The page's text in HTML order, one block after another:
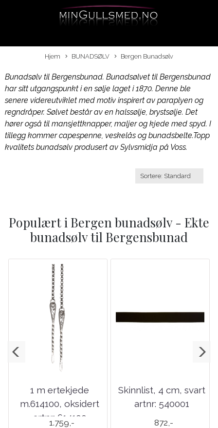
Hjem BUNADSØLV Bergen Bunadsølv
Bunadsølv til Bergensbunad. Bunadsølvet til Bergensbunad
har sitt utgangspunkt i en sølje laget i 1870. Denne ble
senere videreutviklet med motiv inspirert av paraplyen og
regndråper. Sølvet består av en halssølje, brystsølje. Det
hører også til mansjettknapper, maljer og kjede med spyd. I
tillegg kommer capespenne, veskelås og bunadsbelte.Topp
kvalitets bunadsølv produsert av Sylvsmidja på Voss.
Populært i Bergen bunadsølv - Ekte
bunadsølv til Bergensbunad
1 m ertekjede
m.614100, oksidert
artnr: 614190
1.759,-
Skinnlist, 4 cm, svart
artnr: 540001
872,-